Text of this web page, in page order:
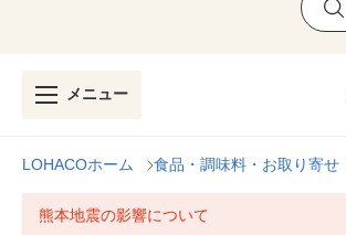
メニュー
LOHACOホーム 食品・調味料・お取り寄せ
熊本地震の影響について